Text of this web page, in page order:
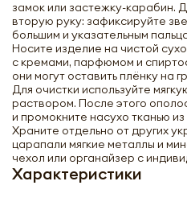
замок или застежку-карабин.
вторую руку: зафиксируйте
большим и указательным
Носите изделие на чистой
с кремами, парфюмом и
они могут оставить плёнку на
Для очистки используйте
раствором. После этого
и промокните насухо тканью
Храните отдельно от других
царапали мягкие металлы и
чехол или органайзер с
Характеристики
Нажимая кнопку
-
Нажимая кнопку
на обработку моих